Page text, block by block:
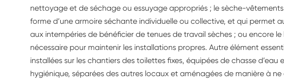
nettoyage et de séchage ou essuyage appropriés ; le sèche-
forme d’une armoire séchante individuelle ou collective, et qui permet
aux intempéries de bénéficier de tenues de travail sèches ; ou encore
nécessaire pour maintenir les installations propres. Autre élément
installées sur les chantiers des toilettes fixes, équipées de chasse d’eau
hygiénique, séparées des autres locaux et aménagées de manière à